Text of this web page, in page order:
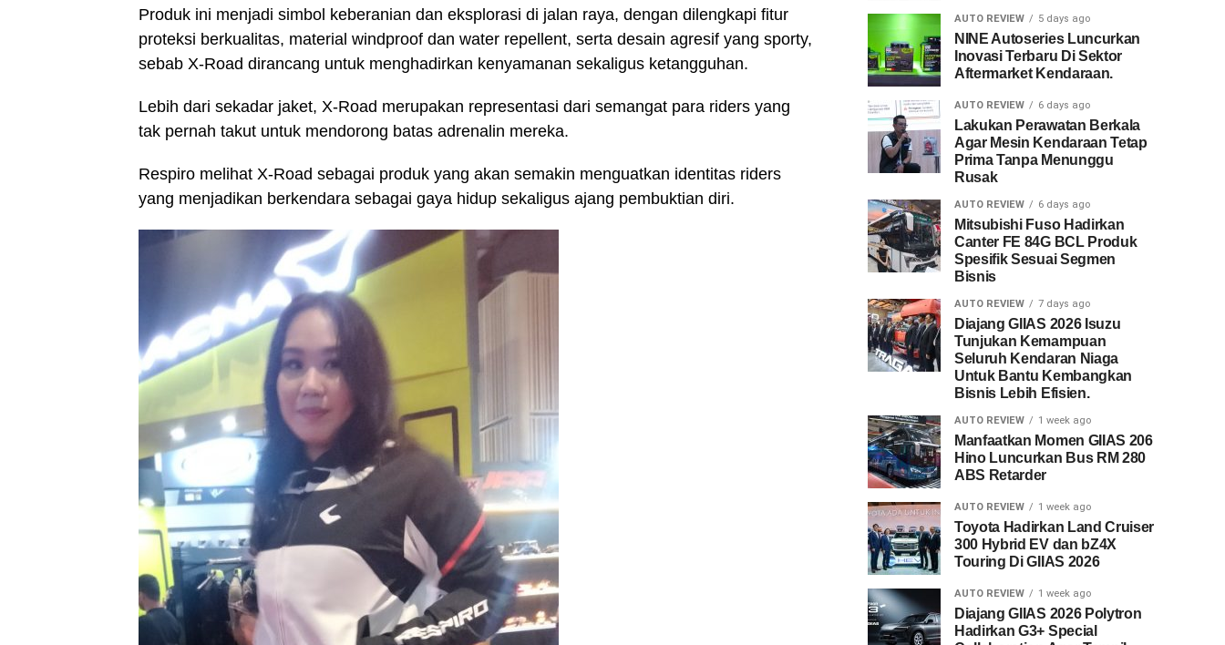
Produk ini menjadi simbol keberanian dan eksplorasi di jalan raya, dengan dilengkapi fitur
proteksi berkualitas, material windproof dan water repellent, serta desain agresif yang sporty,
sebab X-Road dirancang untuk menghadirkan kenyamanan sekaligus ketangguhan.
Lebih dari sekadar jaket, X-Road merupakan representasi dari semangat para riders yang
tak pernah takut untuk mendorong batas adrenalin mereka.
Respiro melihat X-Road sebagai produk yang akan semakin menguatkan identitas riders
yang menjadikan berkendara sebagai gaya hidup sekaligus ajang pembuktian diri.
AUTO REVIEW 5 days ago
NINE Autoseries Luncurkan
Inovasi Terbaru Di Sektor
Aftermarket Kendaraan.
AUTO REVIEW 6 days ago
Lakukan Perawatan Berkala
Agar Mesin Kendaraan Tetap
Prima Tanpa Menunggu
Rusak
AUTO REVIEW 6 days ago
Mitsubishi Fuso Hadirkan
Canter FE 84G BCL Produk
Spesifik Sesuai Segmen
Bisnis
AUTO REVIEW 7 days ago
Diajang GIIAS 2026 Isuzu
Tunjukan Kemampuan
Seluruh Kendaran Niaga
Untuk Bantu Kembangkan
Bisnis Lebih Efisien.
AUTO REVIEW 1 week ago
Manfaatkan Momen GIIAS 206
Hino Luncurkan Bus RM 280
ABS Retarder
AUTO REVIEW 1 week ago
Toyota Hadirkan Land Cruiser
300 Hybrid EV dan bZ4X
Touring Di GIIAS 2026
AUTO REVIEW 1 week ago
Diajang GIIAS 2026 Polytron
Hadirkan G3+ Special